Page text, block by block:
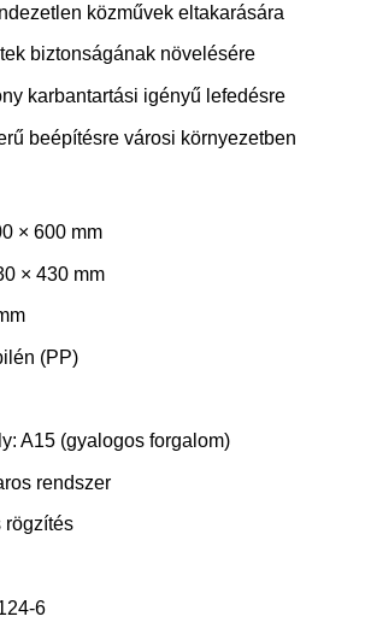
közművek eltakarására
biztonságának növelésére
karbantartási igényű lefedésre
beépítésre városi környezetben
× 600 mm
× 430 mm
(PP)
A15 (gyalogos forgalom)
rendszer
rögzítés
6